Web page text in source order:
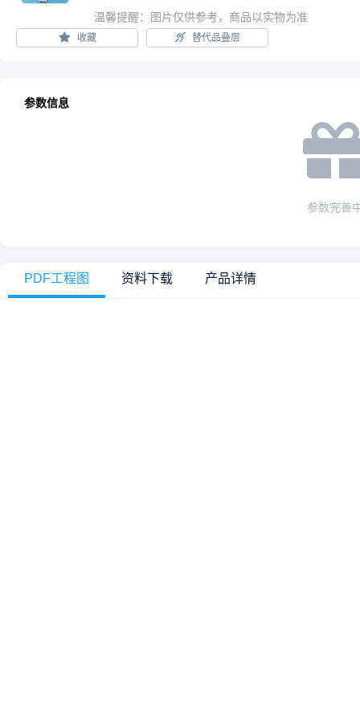
温馨提醒：图片仅供参考，商品以实物为准
收藏 替代品叠层
参数信息
参数完善
PDF工程图 资料下载 产品详情